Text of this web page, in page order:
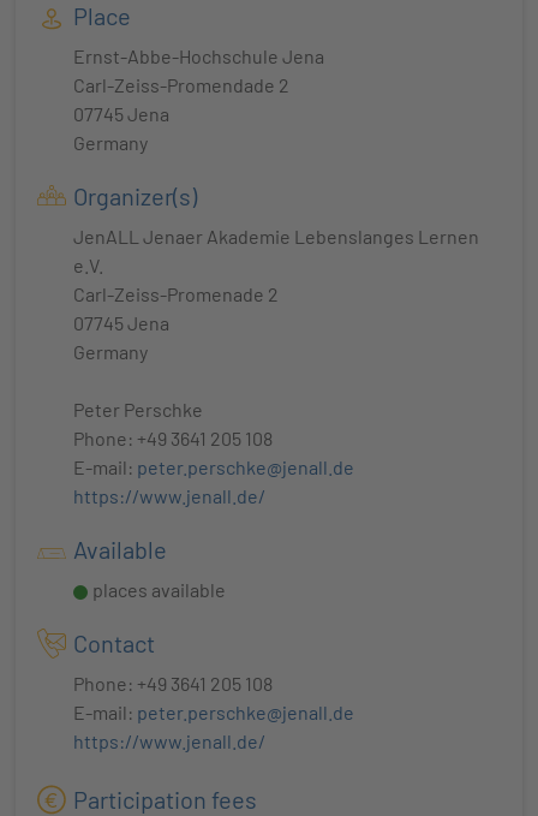
Place
Ernst-Abbe-Hochschule Jena
Carl-Zeiss-Promendade 2
07745 Jena
Germany
Organizer(s)
JenALL Jenaer Akademie Lebenslanges Lernen
e.V.
Carl-Zeiss-Promenade 2
07745 Jena
Germany
Peter Perschke
Phone: +49 3641 205 108
E-mail: peter.perschke@jenall.de
https://www.jenall.de/
Available
places available
Contact
Phone: +49 3641 205 108
E-mail: peter.perschke@jenall.de
https://www.jenall.de/
Participation fees